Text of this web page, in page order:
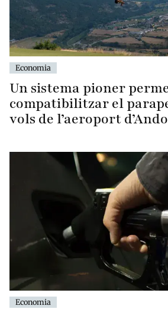
Economia
Un sistema pioner
compatibilitzar el
vols de l’aeroport
Economia